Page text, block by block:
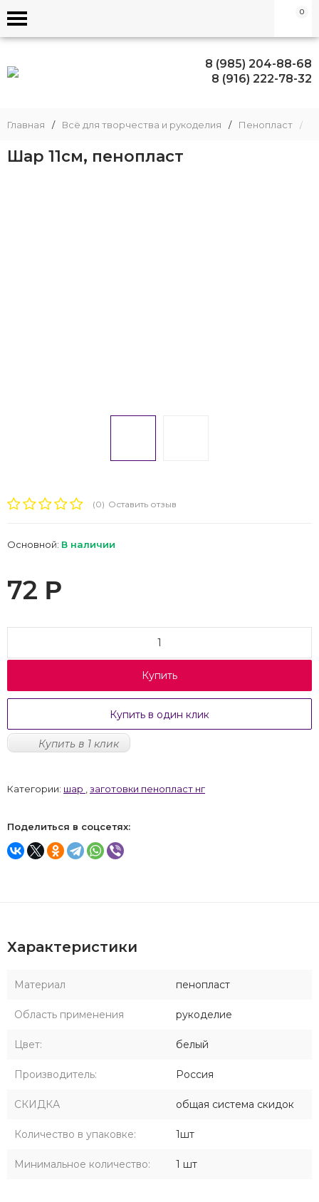
0
8 (985) 204-88-68
8 (916) 222-78-32
Главная / Всё для творчества и рукоделия / Пенопласт /
Шар 11см, пенопласт
(0) Оставить отзыв
Основной: В наличии
72 Р
Купить
Купить в один клик
Купить в 1 клик
Категории: шар заготовки пенопласт нг
Поделиться в соцсетях:
Характеристики
Материал пенопласт
Область применения рукоделие
Цвет: белый
Производитель: Россия
СКИДКА общая система скидок
Количество в упаковке: 1шт
Минимальное количество: 1 шт